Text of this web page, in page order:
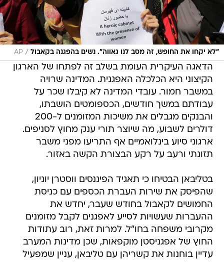
"לא יקחו את החופש, זה מסב לנו גאווה". נשים בהפגנה בקאבול /
AP
הדאגה העיקרית העומת בשלב זה לפתחו של הארגון
הקיצוני היא הכלכלה האפגנית. המדינה שרויה
במשבר חמור. עובדי המדינה לא קיבלו שכר על
עבודתם במשך חודשים, הכספומטים הושבתו,
והבנקים מגבלים את משיכות המזומנים ל-200
דולרים לשבוע, מה שיוצר תורי ענק מחוץ לסניפים.
ארגוני סיוע בינלואמיים אף התריעו מפני משבר
תזונתי ורעב על רקע הבצורת הקשה באזור.
בטליבאן הבטיחו כי תאגיד הפיננסים ווסטרן יוניון,
שהפיסק את שירות העברת הכספים עם כניסת
החמושים לקאבול בחודש שעבר, יחדש את
ההעברות שעשויות לסייע לאפגנים לקבל מזומנים
מקרובי משפחה בחו"ל. למרות זאת, רוב עתודות
החוץ של אפגניסטן מוקפאות, שכן מדינות המערב
עדיין בוחנות את קשריהן עם טליבאן, עניין שמפעיל